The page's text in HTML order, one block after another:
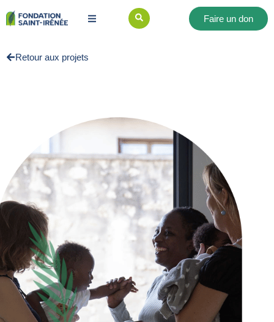
Faire un don
Retour aux projets